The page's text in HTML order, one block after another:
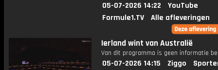
05-07-2026 14:22
YouTube
Formule1.TV
Alle afleveringen
Ierland wint van Australië
Van dit programma is geen informatie
05-07-2026 14:15 Ziggo